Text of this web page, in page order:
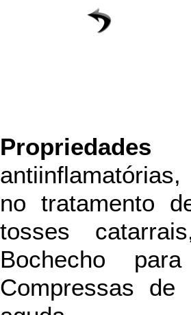
Propriedades
no tratamento
tosses
Bochecho
Compressas